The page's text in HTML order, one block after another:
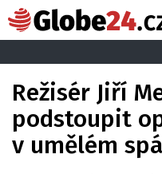
Režisér Jiří
podstoupit
v umělém